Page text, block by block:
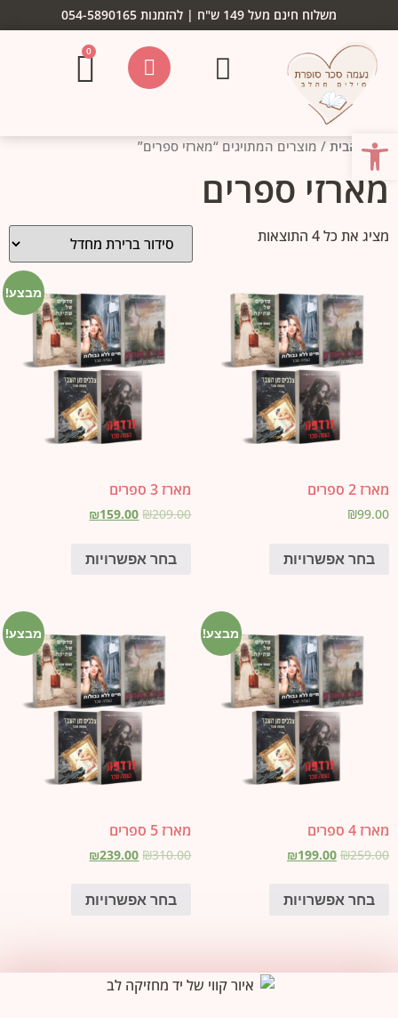
פתח סרגל נגישות
משלוח חינם מעל 149 ש"ח | להזמנות 054-5890165
0
עמוד הבית / מוצרים המתויגים “מארזי ספרים”
מארזי ספרים
מציג את כל 4 התוצאות
מארז 2 ספרים
₪99.00
בחר אפשרויות
מבצע!
מארז 3 ספרים
₪209.00
₪159.00
בחר אפשרויות
מבצע!
מארז 4 ספרים
₪259.00
₪199.00
בחר אפשרויות
מבצע!
מארז 5 ספרים
₪310.00
₪239.00
בחר אפשרויות